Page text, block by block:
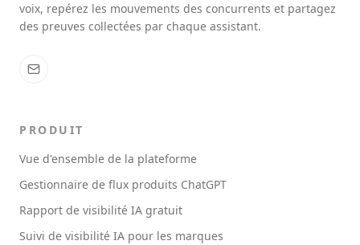
voix, repérez les mouvements des concurrents et partagez
des preuves collectées par chaque assistant.
PRODUIT
Vue d'ensemble de la plateforme
Gestionnaire de flux produits ChatGPT
Rapport de visibilité IA gratuit
Suivi de visibilité IA pour les marques